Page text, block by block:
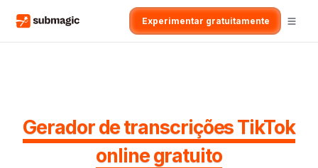
Experimentar gratuitamente
Gerador de transcrições TikTok
online gratuito